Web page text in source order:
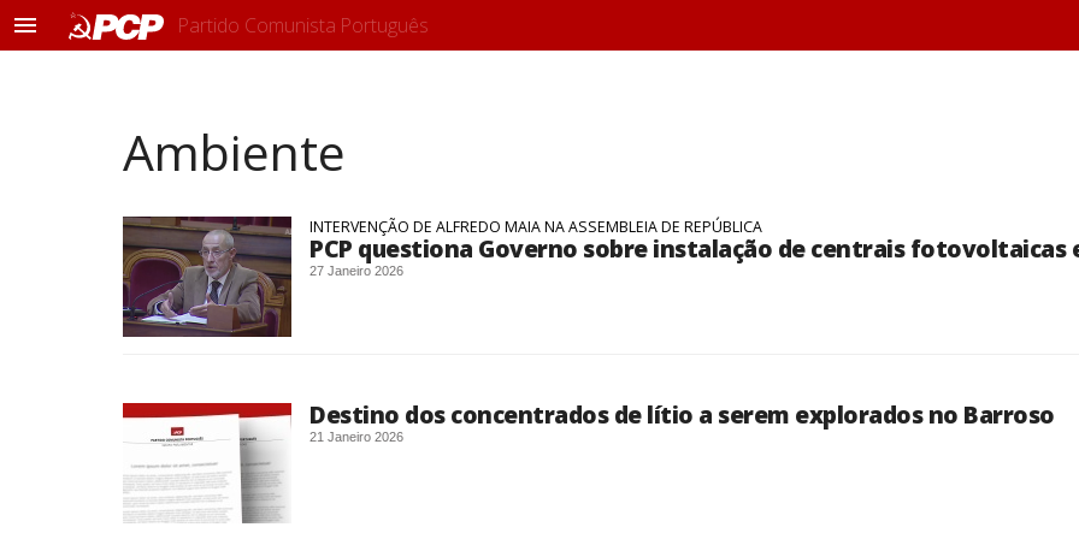
M
Partido Comunista Português
Ambiente
INTERVENÇÃO DE ALFREDO MAIA NA ASSEMBLEIA DE REPÚBLICA
PCP questiona Governo sobre instalação de centrais fotovoltaicas e
27 Janeiro 2026
Destino dos concentrados de lítio a serem explorados no Barroso
21 Janeiro 2026